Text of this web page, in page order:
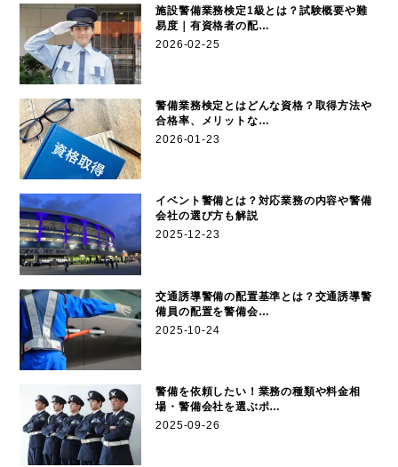
施設警備業務検定1級とは？試験概要や難
易度｜有資格者の配…
2026-02-25
警備業務検定とはどんな資格？取得方法や
合格率、メリットな…
2026-01-23
イベント警備とは？対応業務の内容や警備
会社の選び方も解説
2025-12-23
交通誘導警備の配置基準とは？交通誘導警
備員の配置を警備会…
2025-10-24
警備を依頼したい！業務の種類や料金相
場・警備会社を選ぶポ…
2025-09-26